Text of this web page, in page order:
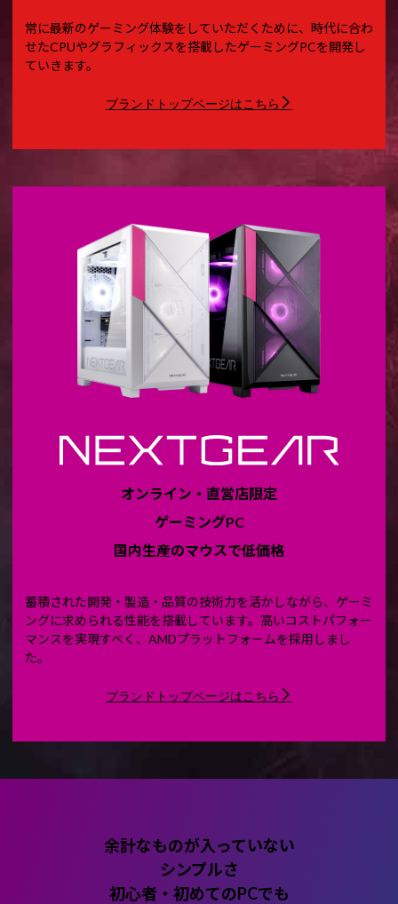
常に最新のゲーミング体験をしていただくために、時代に合わ
せたCPUやグラフィックスを搭載したゲーミングPCを開発し
ていきます。
ブランドトップページはこちら
オンライン・直営店限定
ゲーミングPC
国内生産のマウスで低価格
蓄積された開発・製造・品質の技術力を活かしながら、ゲーミ
ングに求められる性能を搭載しています。高いコストパフォー
マンスを実現すべく、AMDプラットフォームを採用しまし
た。
ブランドトップページはこちら
余計なものが入っていない
シンプルさ
初心者・初めてのPCでも